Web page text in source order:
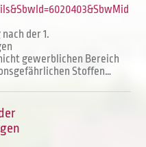
der 1.
gewerblichen Bereich
Stoffen…